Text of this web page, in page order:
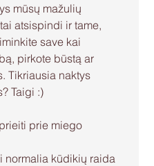
mūsų mažulių
atsispindi ir tame,
save kai
pirkote būstą ar
Tikriausia naktys
Taigi :)
prie miego
normalia kūdikių raida